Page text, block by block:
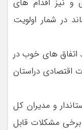
در شمار اولویت
گفت: برای سال98 شاهد اتفاق های خوب در
اقتصادی دراستان
و مدیران کل
مشکلات قابل